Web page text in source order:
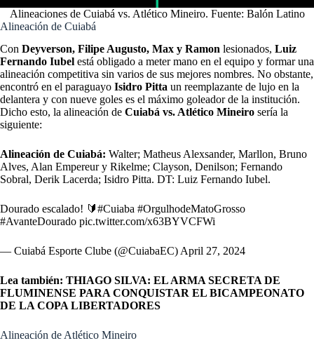
Alineaciones de Cuiabá vs. Atlético Mineiro. Fuente: Balón Latino
Alineación de Cuiabá
Con Deyverson, Filipe Augusto, Max y Ramon lesionados, Luiz
Fernando Iubel está obligado a meter mano en el equipo y formar una
alineación competitiva sin varios de sus mejores nombres. No obstante,
encontró en el paraguayo Isidro Pitta un reemplazante de lujo en la
delantera y con nueve goles es el máximo goleador de la institución.
Dicho esto, la alineación de Cuiabá vs. Atlético Mineiro sería la
siguiente:
Alineación de Cuiabá: Walter; Matheus Alexsander, Marllon, Bruno
Alves, Alan Empereur y Rikelme; Clayson, Denilson; Fernando
Sobral, Derik Lacerda; Isidro Pitta. DT: Luiz Fernando Iubel.
Dourado escalado! 🔰#Cuiaba #OrgulhodeMatoGrosso
#AvanteDourado pic.twitter.com/x63BYVCFWi
— Cuiabá Esporte Clube (@CuiabaEC)April 27, 2024
Lea también: THIAGO SILVA: EL ARMA SECRETA DE
FLUMINENSE PARA CONQUISTAR EL BICAMPEONATO
DE LA COPA LIBERTADORES
Alineación de Atlético Mineiro